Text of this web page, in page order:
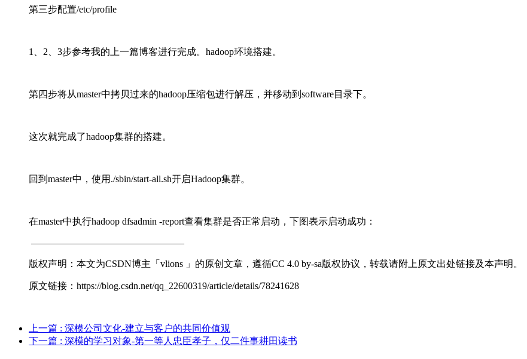
第三步配置/etc/profile
1、2、3步参考我的上一篇博客进行完成。hadoop环境搭建。
第四步将从master中拷贝过来的hadoop压缩包进行解压，并移动到software目录下。
这次就完成了hadoop集群的搭建。
回到master中，使用./sbin/start-all.sh开启Hadoop集群。
在master中执行hadoop dfsadmin -report查看集群是否正常启动，下图表示启动成功：
————————————————
版权声明：本文为CSDN博主「vlions 」的原创文章，遵循CC 4.0 by-sa版权协议，转载请附上原文出处链接及本声明。
原文链接：https://blog.csdn.net/qq_22600319/article/details/78241628
上一篇 : 深模公司文化-建立与客户的共同价值观
下一篇 : 深模的学习对象-第一等人忠臣孝子，仅二件事耕田读书